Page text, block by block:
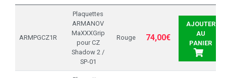
ARMPGCZ1R
Plaquettes
ARMANOV
MaXXXGrip
pour CZ
Shadow 2 /
SP-01
Rouge 74,00€
AJOUTER
AU
PANIER